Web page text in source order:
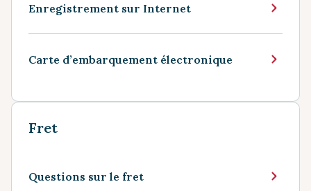
Enregistrement sur Internet
Carte d’embarquement électronique
Fret
Questions sur le fret